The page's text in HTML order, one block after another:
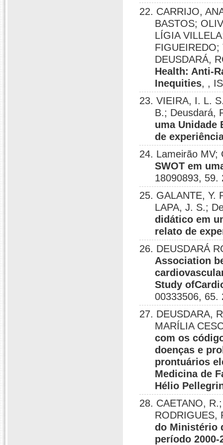
22. CARRIJO,
BASTOS;
LÍGIA
FIGUEIREDO;
DEUSDARÁ,
Health: Anti-
Inequities, ,
23. VIEIRA, I. L.
B.; Deusdará,
uma Unidade
de
24. Lameirão MV;
SWOT em
18090893, 59.
25. GALANTE, Y.
LAPA, J. S.;
didático em
relato de
26. DEUSDARÁ
Association
Study
00333506, 65.
27. DEUSDARA,
MARÍLIA
com os
doenças e
prontuários
Medicina de
Hélio
28. CAETANO,
RODRIGUES,
do Ministério
período